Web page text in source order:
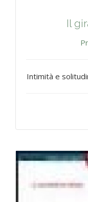
Il
Intimità e